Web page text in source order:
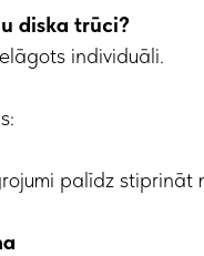
diska trūci?
individuāli.
palīdz stiprināt